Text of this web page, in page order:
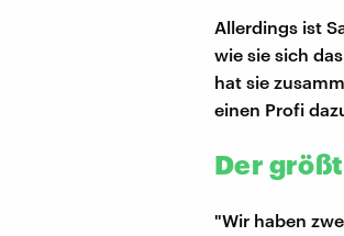
Allerdings ist
wie sie sich
hat sie
einen Profi
Der
"Wir haben